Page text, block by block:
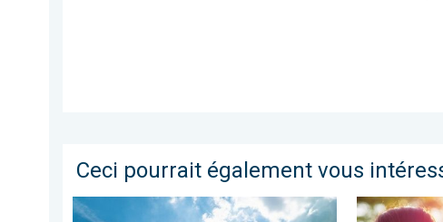
Ceci pourrait également vous
Rafraîchissement après les orages ?. Météo de votre
Le soleil